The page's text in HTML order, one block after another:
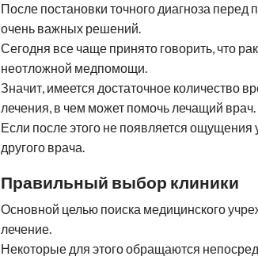
После постановки точного диагноза
очень важных решений.
Сегодня все чаще принято говорить, что
неотложной медпомощи.
Значит, имеется достаточное количество
лечения, в чем может помочь лечащий врач.
Если после этого не появляется
другого врача.
Правильный выбор клиники
Основной целью поиска медицинского
лечение.
Некоторые для этого обращаются